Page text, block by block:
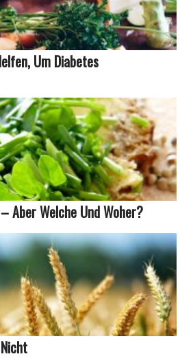
Um Diabetes
Aber Welche Und Woher?